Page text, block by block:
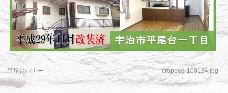
平尾台バナー cropped-100134.jpg